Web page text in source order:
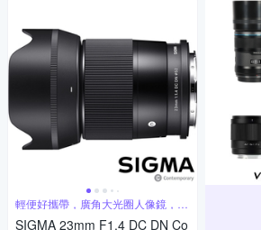
輕便好攜帶，廣角大光圈人像鏡，美
麗淺景深
SIGMA 23mm F1.4 DC DN Co